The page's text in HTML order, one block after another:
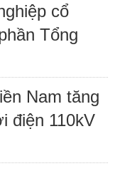
cổ
Tổng
Nam tăng
điện 110kV